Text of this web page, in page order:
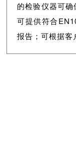
的检验仪器可
可提供符合
报告；可根据客